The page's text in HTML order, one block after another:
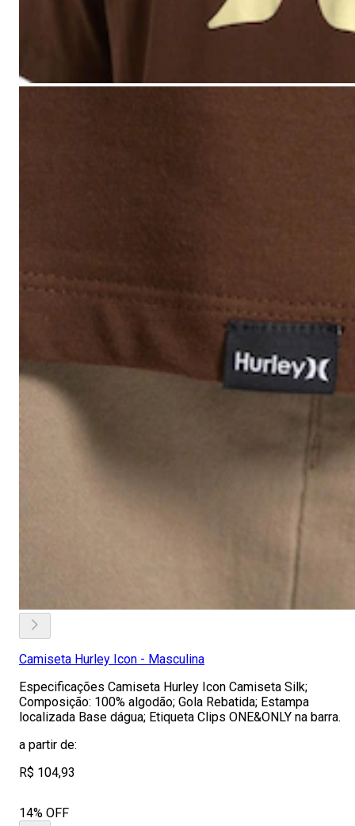
Camiseta Hurley Icon - Masculina
Especificações Camiseta Hurley Icon Camiseta Silk;
Composição: 100% algodão; Gola Rebatida; Estampa
localizada Base dágua; Etiqueta Clips ONE&ONLY na barra.
a partir de:
R$ 104,93
14% OFF